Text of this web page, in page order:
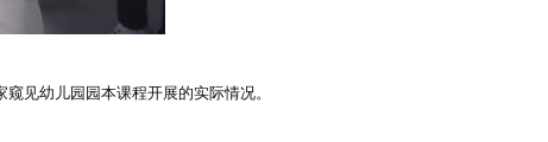
见幼儿园园本课程开展的实际情况。